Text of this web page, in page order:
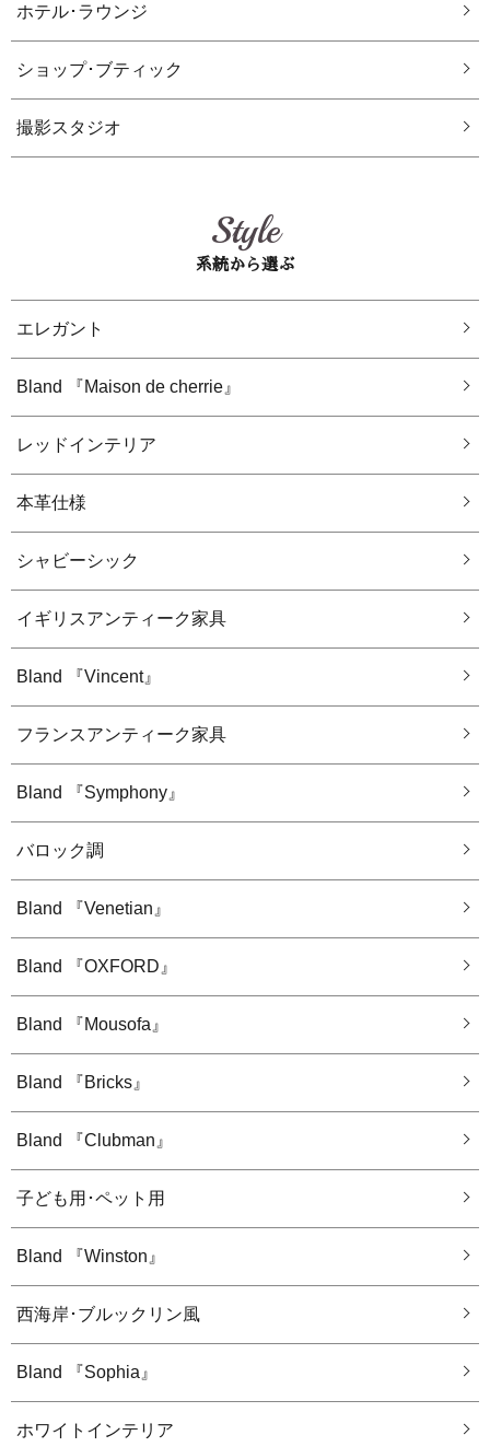
ホテル･ラウンジ
ショップ･ブティック
撮影スタジオ
Style
系統から選ぶ
エレガント
Bland 『Maison de cherrie』
レッドインテリア
本革仕様
シャビーシック
イギリスアンティーク家具
Bland 『Vincent』
フランスアンティーク家具
Bland 『Symphony』
バロック調
Bland 『Venetian』
Bland 『OXFORD』
Bland 『Mousofa』
Bland 『Bricks』
Bland 『Clubman』
子ども用･ペット用
Bland 『Winston』
西海岸･ブルックリン風
Bland 『Sophia』
ホワイトインテリア